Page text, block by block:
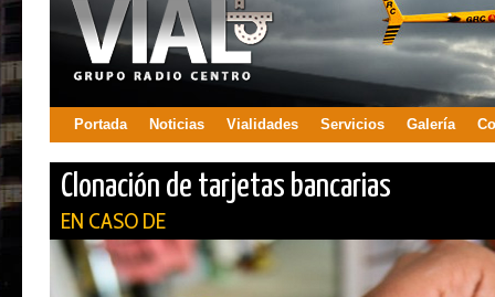
Portada Noticias Vialidades Servicios Galería
Clonación de tarjetas bancarias
EN CASO DE